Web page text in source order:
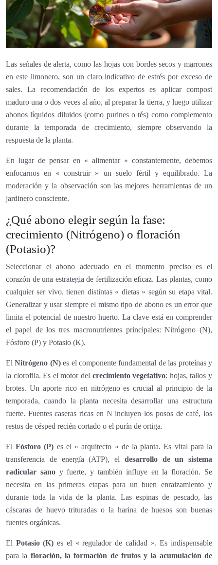
Las señales de alerta, como las hojas con bordes secos y marrones
en este limonero, son un claro indicativo de estrés por exceso de
sales. La recomendación de los expertos es aplicar compost
maduro una o dos veces al año, al preparar la tierra, y luego utilizar
abonos líquidos diluidos (como purines o tés) como complemento
durante la temporada de crecimiento, siempre observando la
respuesta de la planta.
En lugar de pensar en « alimentar » constantemente, debemos
enfocarnos en « construir » un suelo fértil y equilibrado. La
moderación y la observación son las mejores herramientas de un
jardinero consciente.
¿Qué abono elegir según la fase:
crecimiento (Nitrógeno) o floración
(Potasio)?
Seleccionar el abono adecuado en el momento preciso es el
corazón de una estrategia de fertilización eficaz. Las plantas, como
cualquier ser vivo, tienen distintas « dietas » según su etapa vital.
Generalizar y usar siempre el mismo tipo de abono es un error que
limita el potencial de nuestro huerto. La clave está en comprender
el papel de los tres macronutrientes principales: Nitrógeno (N),
Fósforo (P) y Potasio (K).
ElNitrógeno (N)es el componente fundamental de las proteínas y
la clorofila. Es el motor del crecimiento vegetativo: hojas, tallos y
brotes. Un aporte rico en nitrógeno es crucial al principio de la
temporada, cuando la planta necesita desarrollar una estructura
fuerte. Fuentes caseras ricas en N incluyen los posos de café, los
restos de césped recién cortado o el purín de ortiga.
ElFósforo (P) es el « arquitecto » de la planta. Es vital para la
transferencia de energía (ATP), el desarrollo de un sistema
radicular sanoy fuerte, y también influye en la floración. Se
necesita en las primeras etapas para un buen enraizamiento y
durante toda la vida de la planta. Las espinas de pescado, las
cáscaras de huevo trituradas o la harina de huesos son buenas
fuentes orgánicas.
El Potasio (K) es el « regulador de calidad ». Es indispensable
para la floración, la formación de frutos y la acumulación de